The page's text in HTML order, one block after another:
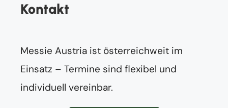
Kontakt
Messie Austria ist österreichweit im
Einsatz – Termine sind flexibel und
individuell vereinbar.